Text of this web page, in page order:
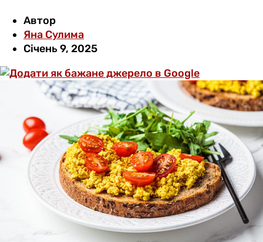
Автор
Яна Сулима
Січень 9, 2025